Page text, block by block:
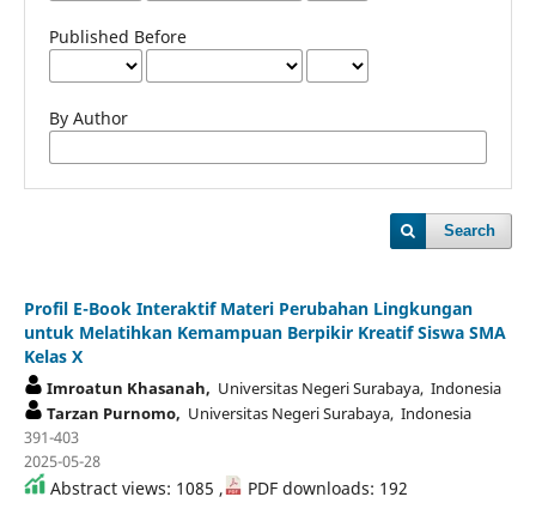
Published Before
By Author
Search
Profil E-Book Interaktif Materi Perubahan Lingkungan
untuk Melatihkan Kemampuan Berpikir Kreatif Siswa SMA
Kelas X
Imroatun Khasanah, Universitas Negeri Surabaya, Indonesia
Tarzan Purnomo, Universitas Negeri Surabaya, Indonesia
391-403
2025-05-28
Abstract views: 1085 , PDF downloads: 192